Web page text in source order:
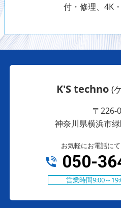
付・修理、4K
K'S techno(
〒226-
神奈川県横浜市
お気軽にお電話に
050-
営業時間9:00～